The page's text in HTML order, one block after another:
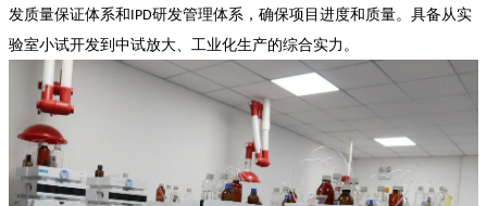
发质量保证体系和 IPD研发管理体系，确保项目进度和质量。具备从实
验室小试开发到中试放大、工业化生产的综合实力。